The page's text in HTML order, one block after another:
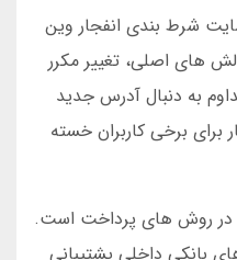
شرط بندی انفجار وین
های اصلی، تغییر مکرر
به دنبال آدرس جدید
برای برخی کاربران خسته
در روش های پرداخت است.
بانکی داخلی پشتیبانی